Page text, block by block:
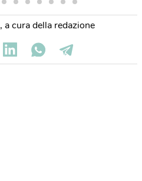
, a cura della redazione